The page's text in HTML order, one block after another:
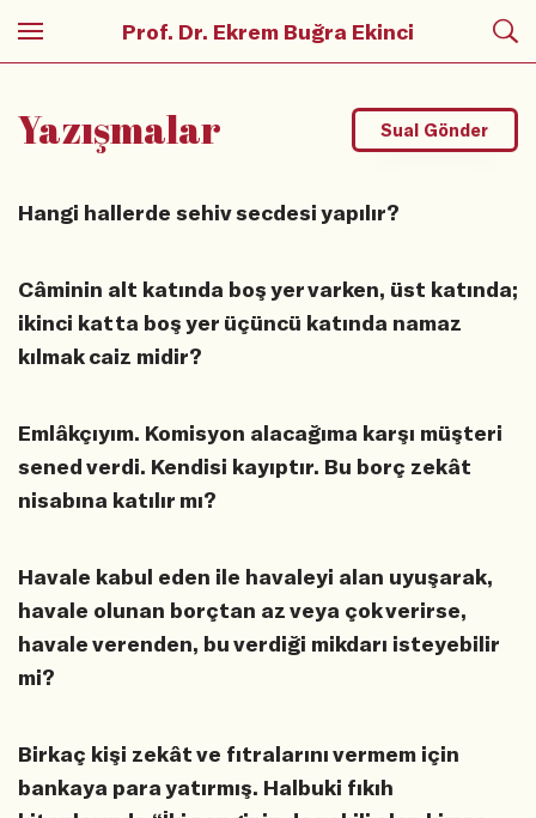
Prof. Dr. Ekrem Buğra Ekinci
Yazışmalar Sual Gönder
Hangi hallerde sehiv secdesi yapılır?
Câminin alt katında boş yer varken, üst katında;
ikinci katta boş yer üçüncü katında namaz
kılmak caiz midir?
Emlâkçıyım. Komisyon alacağıma karşı müşteri
sened verdi. Kendisi kayıptır. Bu borç zekât
nisabına katılır mı?
Havale kabul eden ile havaleyi alan uyuşarak,
havale olunan borçtan az veya çok verirse,
havale verenden, bu verdiği mikdarı isteyebilir
mi?
Birkaç kişi zekât ve fıtralarını vermem için
bankaya para yatırmış. Halbuki fıkıh